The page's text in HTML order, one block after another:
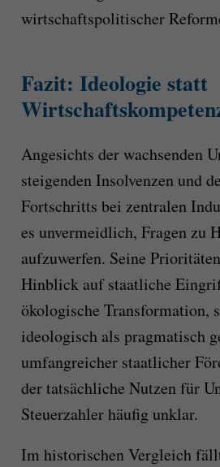
wirtschaftspolitischer
Fazit: Ideologie statt
Angesichts der wachsenden
steigenden Insolvenzen und
Fortschritts bei zentralen
es unvermeidlich, Fragen zu
aufzuwerfen. Seine
Hinblick auf staatliche
ökologische Transformation,
ideologisch als pragmatisch
umfangreicher staatlicher
der tatsächliche Nutzen für
Steuerzahler häufig unklar.
Im historischen Vergleich